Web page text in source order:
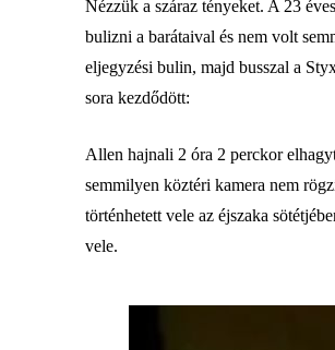
Nézzük a száraz tényeket. A 23
bulizni a barátaival és nem volt
eljegyzési bulin, majd busszal a
sora kezdődött:
Allen hajnali 2 óra 2 perckor
semmilyen köztéri kamera nem
történhetett vele az éjszaka
vele.